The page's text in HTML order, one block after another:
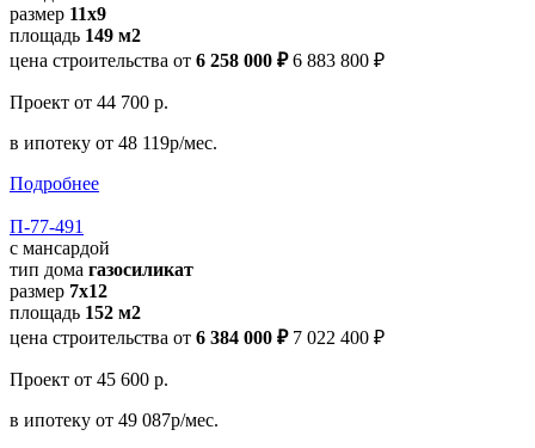
размер 11х9
площадь 149 м2
цена строительства от 6 258 000 ₽ 6 883 800 ₽
Проект от 44 700 р.
в ипотеку от 48 119р/мес.
Подробнее
П-77-491
с мансардой
тип дома газосиликат
размер 7х12
площадь 152 м2
цена строительства от 6 384 000 ₽ 7 022 400 ₽
Проект от 45 600 р.
в ипотеку от 49 087р/мес.